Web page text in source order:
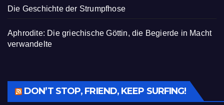
Die Geschichte der Strumpfhose
Aphrodite: Die griechische Göttin, die Begierde in Macht
verwandelte
DON’T STOP, FRIEND, KEEP SURFING!